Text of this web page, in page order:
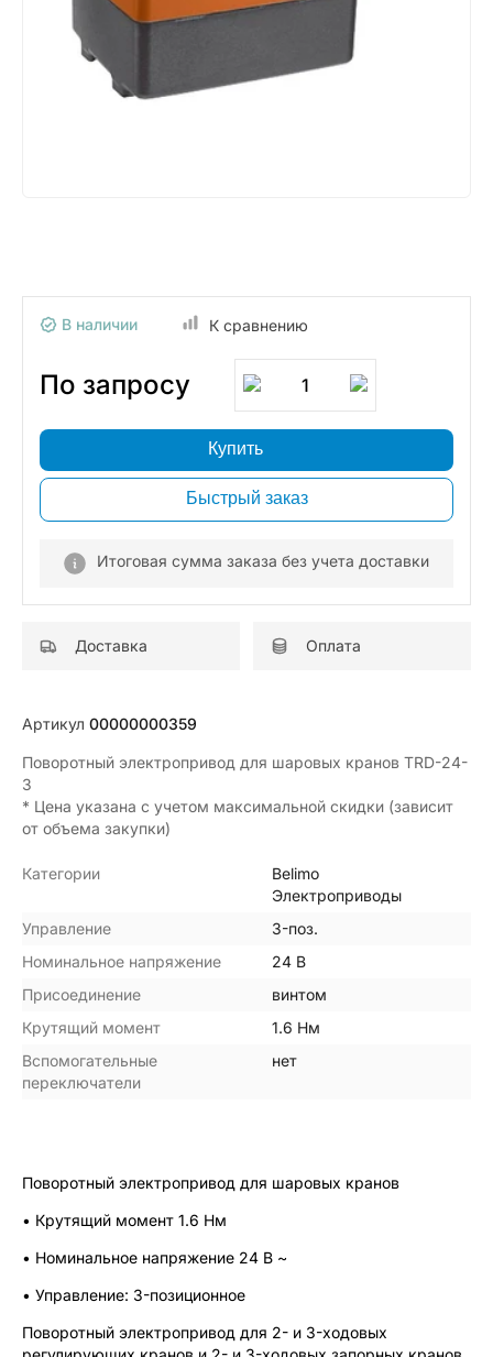
В наличии К сравнению
По запросу 1
Купить
Быстрый заказ
Итоговая сумма заказа без учета доставки
Доставка Оплата
Артикул 00000000359
Поворотный электропривод для шаровых кранов TRD-24-
3
* Цена указана с учетом максимальной скидки (зависит
от объема закупки)
Категории
Belimo
Электроприводы
Управление
3-поз.
Номинальное напряжение
24 В
Присоединение
винтом
Крутящий момент
1.6 Нм
Вспомогательные
переключатели
нет
Поворотный электропривод для шаровых кранов
• Крутящий момент 1.6 Нм
• Номинальное напряжение 24 В ~
• Управление: 3-позиционное
Поворотный электропривод для 2- и 3-ходовых